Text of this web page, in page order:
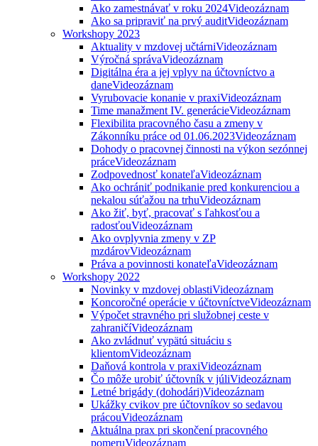
Ako zamestnávať v roku 2024Videozáznam
Ako sa pripraviť na prvý auditVideozáznam
Workshopy 2023
Aktuality v mzdovej učtárniVideozáznam
Výročná správaVideozáznam
Digitálna éra a jej vplyv na účtovníctvo a
daneVideozáznam
Vyrubovacie konanie v praxiVideozáznam
Time manažment IV. generácieVideozáznam
Flexibilita pracovného času a zmeny v
Zákonníku práce od 01.06.2023Videozáznam
Dohody o pracovnej činnosti na výkon sezónnej
práceVideozáznam
Zodpovednosť konateľaVideozáznam
Ako ochrániť podnikanie pred konkurenciou a
nekalou súťažou na trhuVideozáznam
Ako žiť, byť, pracovať s ľahkosťou a
radosťouVideozáznam
Ako ovplyvnia zmeny v ZP
mzdárovVideozáznam
Práva a povinnosti konateľaVideozáznam
Workshopy 2022
Novinky v mzdovej oblastiVideozáznam
Koncoročné operácie v účtovníctveVideozáznam
Výpočet stravného pri služobnej ceste v
zahraničíVideozáznam
Ako zvládnuť vypätú situáciu s
klientomVideozáznam
Daňová kontrola v praxiVideozáznam
Čo môže urobiť účtovník v júliVideozáznam
Letné brigády (dohodári)Videozáznam
Ukážky cvikov pre účtovníkov so sedavou
prácouVideozáznam
Aktuálna prax pri skončení pracovného
pomeruVideozáznam